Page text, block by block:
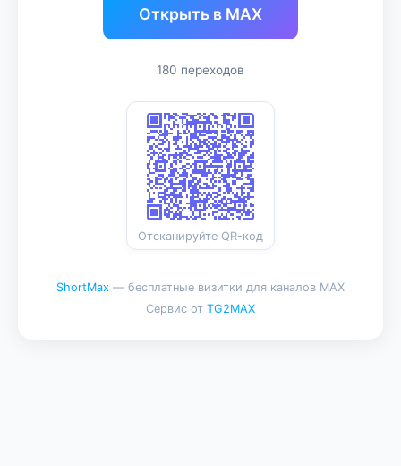
Открыть в MAX
180 переходов
Отсканируйте QR-код
ShortMax — бесплатные визитки для каналов MAX
Сервис от TG2MAX